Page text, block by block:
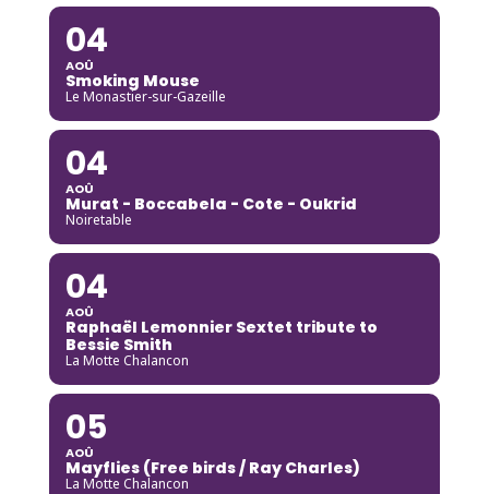
04
AOÛ
Smoking Mouse
Le Monastier-sur-Gazeille
04
AOÛ
Murat - Boccabela - Cote - Oukrid
Noiretable
04
AOÛ
Raphaël Lemonnier Sextet tribute to
Bessie Smith
La Motte Chalancon
05
AOÛ
Mayflies (Free birds / Ray Charles)
La Motte Chalancon